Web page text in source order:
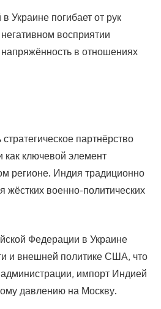
Украине погибает от рук
восприятии
в отношениях
партнёрство
ключевой элемент
регионе. Индия традиционно
жёстких военно-политических
Федерации в Украине
и внешней политике США, что
импорт Индией
давлению на Москву.